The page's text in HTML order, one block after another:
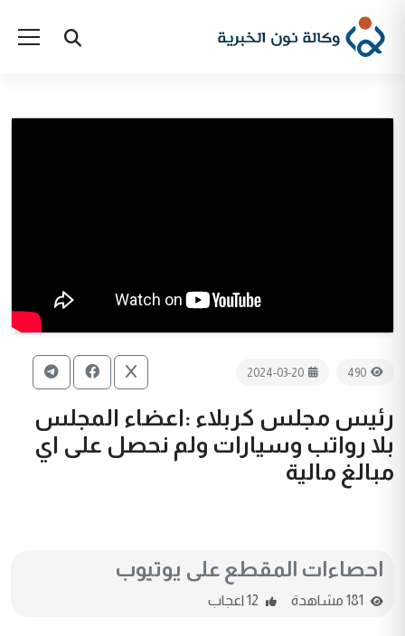
490
2024-03-20
رئيس مجلس كربلاء :اعضاء المجلس
بلا رواتب وسيارات ولم نحصل على اي
مبالغ مالية
احصاءات المقطع على يوتيوب